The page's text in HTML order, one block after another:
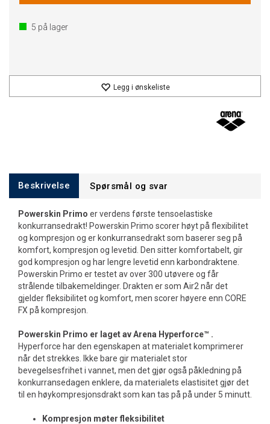
5 på lager
Legg i ønskeliste
Beskrivelse Spørsmål og svar
Powerskin Primo er verdens første tensoelastiske
konkurransedrakt! Powerskin Primo scorer høyt på flexibilitet
og kompresjon og er konkurransedrakt som baserer seg på
komfort, kompresjon og levetid. Den sitter komfortabelt, gir
god kompresjon og har lengre levetid enn karbondraktene.
Powerskin Primo er testet av over 300 utøvere og får
strålende tilbakemeldinger. Drakten er som Air2 når det
gjelder fleksibilitet og komfort, men scorer høyere enn CORE
FX på kompresjon.
Powerskin Primo er laget av Arena Hyperforce™ .
Hyperforce har den egenskapen at materialet komprimerer
når det strekkes. Ikke bare gir materialet stor
bevegelsesfrihet i vannet, men det gjør også påkledning på
konkurransedagen enklere, da materialets elastisitet gjør det
til en høykompresjonsdrakt som kan tas på på under 5 minutt.
Kompresjon møter fleksibilitet